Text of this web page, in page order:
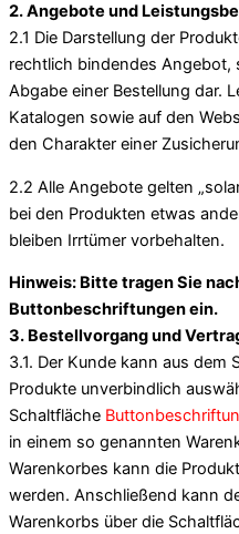
2. Angebote und
2.1 Die Darstellung der
rechtlich bindendes Angebot,
Abgabe einer Bestellung dar.
Katalogen sowie auf den
den Charakter einer
2.2 Alle Angebote gelten
bei den Produkten etwas
bleiben Irrtümer vorbehalten.
Hinweis: Bitte tragen Sie
Buttonbeschriftungen ein.
3. Bestellvorgang und
3.1. Der Kunde kann aus dem
Produkte unverbindlich
Schaltfläche
in einem so genannten
Warenkorbes kann die
werden. Anschließend kann
Warenkorbs über die